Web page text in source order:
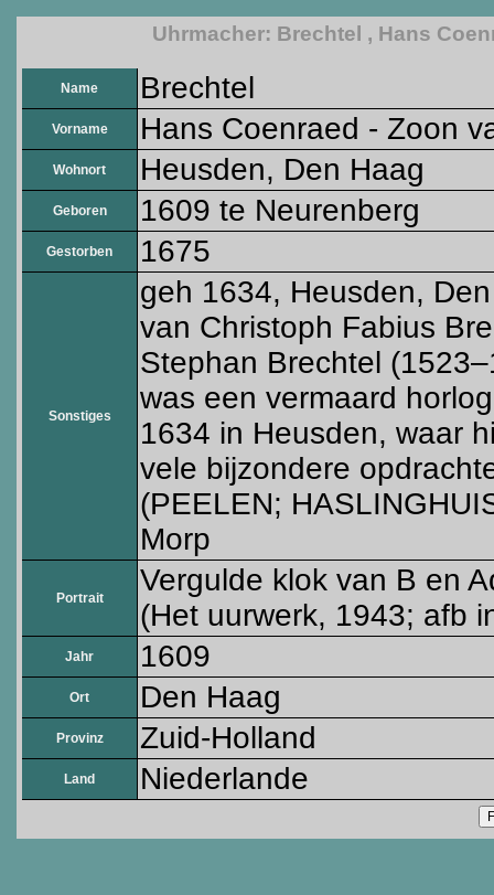
Uhrmacher: Brechtel , Hans
Name Brechtel
Vorname Hans Coenraed - Zoon
Wohnort Heusden, Den Haag
Geboren 1609 te Neurenberg
Gestorben 1675
Sonstiges
geh 1634, Heusden,
van Christoph Fabius
Stephan Brechtel
was een vermaard
1634 in Heusden, waar
vele bijzondere
(PEELEN;
Morp
Portrait
Vergulde klok van B en
(Het uurwerk, 1943; afb
Jahr 1609
Ort Den Haag
Provinz Zuid-Holland
Land Niederlande